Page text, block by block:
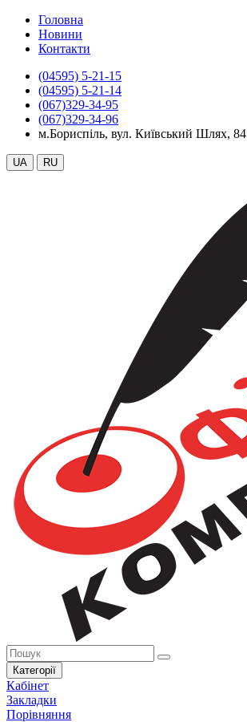
Головна
Новини
Контакти
(04595) 5-21-15
(04595) 5-21-14
(067)329-34-95
(067)329-34-96
м.Бориспіль, вул. Київський Шлях, 84
UA RU
Категорії
Кабінет
Закладки
Порівняння